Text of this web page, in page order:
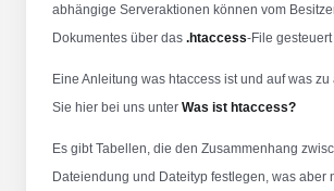
abhängige Serveraktionen können vom
Dokumentes über das .htaccess-File
Eine Anleitung was htaccess ist und auf was
Sie hier bei uns unter Was ist htaccess?
Es gibt Tabellen, die den Zusammenhang
Dateiendung und Dateityp festlegen, was aber